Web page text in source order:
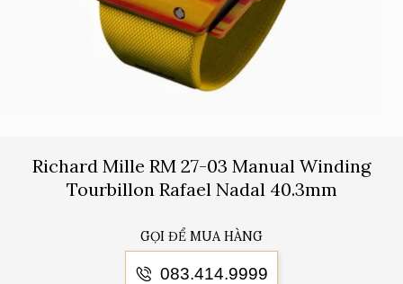
Richard Mille RM 27-03 Manual Winding
Tourbillon Rafael Nadal 40.3mm
GỌI ĐỂ MUA HÀNG
083.414.9999